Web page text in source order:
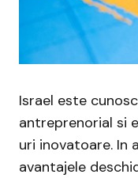
Israel este
antreprenorial si
uri inovatoare. In
avantajele